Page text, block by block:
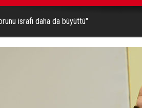
israfı daha da büyüttü"